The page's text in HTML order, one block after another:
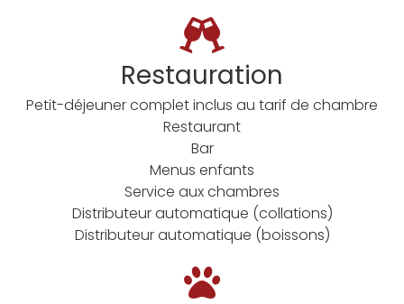
Restauration
Petit-déjeuner complet inclus au tarif de chambre
Restaurant
Bar
Menus enfants
Service aux chambres
Distributeur automatique (collations)
Distributeur automatique (boissons)